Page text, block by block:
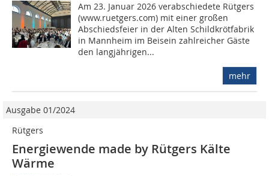
Am 23. Januar 2026 verabschiedete Rütgers
(www.ruetgers.com) mit einer großen
Abschiedsfeier in der Alten Schildkrötfabrik
in Mannheim im Beisein zahlreicher Gäste
den langjährigen...
mehr
Ausgabe 01/2024
Rütgers
Energiewende made by Rütgers Kälte
Wärme